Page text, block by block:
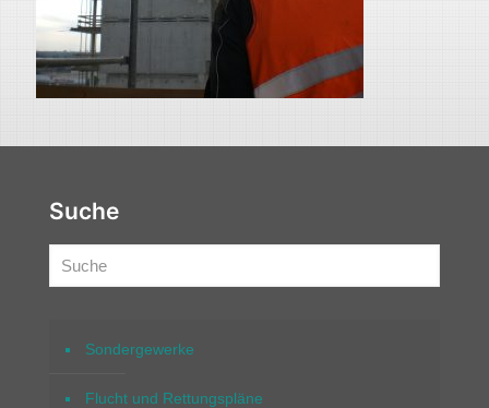
Suche
Sondergewerke
Flucht und Rettungspläne